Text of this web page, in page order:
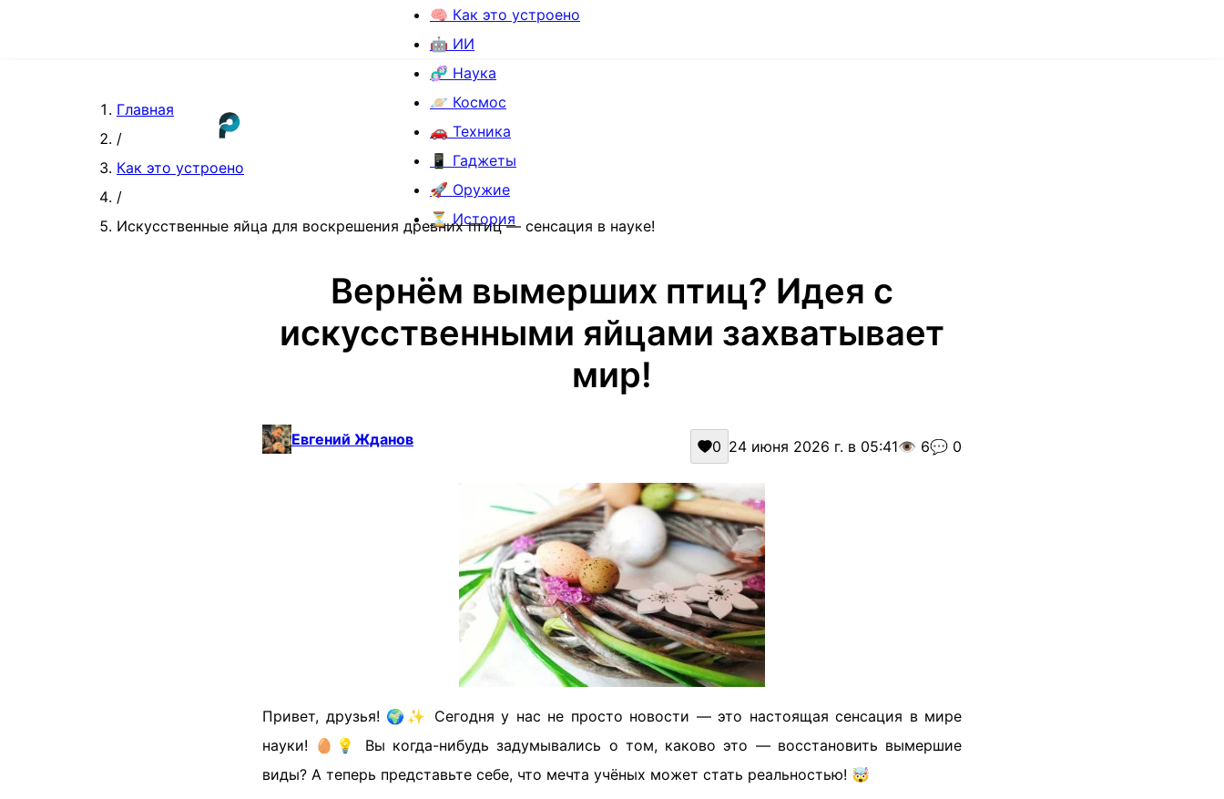
🧠 Как это устроено
🤖 ИИ
🧬 Наука
🪐 Космос
🚗 Техника
📱 Гаджеты
🚀 Оружие
⏳ История
Главная
/
Как это устроено
/
Искусственные яйца для воскрешения древних птиц — сенсация в науке!
Вернём вымерших птиц? Идея с
искусственными яйцами захватывает
мир!
Евгений Жданов 0 24 июня 2026 г. в 05:41👁️ 6💬 0
Привет, друзья! 🌍✨ Сегодня у нас не просто новости — это настоящая сенсация в мире
науки! 🥚💡 Вы когда-нибудь задумывались о том, каково это — восстановить вымершие
виды? А теперь представьте себе, что мечта учёных может стать реальностью! 🤯